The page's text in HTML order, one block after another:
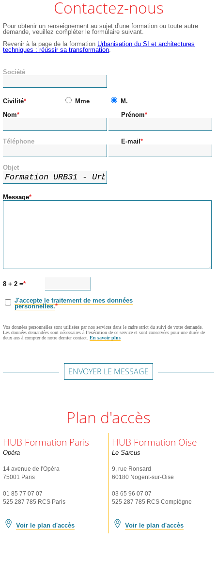
Contactez-nous
Pour obtenir un renseignement au sujet d'une formation ou toute autre
demande, veuillez compléter le formulaire suivant.
Revenir à la page de la formation Urbanisation du SI et architectures
techniques : réussir sa transformation
Société
Civilité Mme
M.
Nom
Prénom
Téléphone E-mail
Objet
Message
8 + 2 =
J'accepte le traitement de mes données
personnelles.
Vos données personnelles sont utilisées par nos services dans le cadre strict du suivi de votre demande.
Les données demandées sont nécessaires à l’exécution de ce service et sont conservées pour une durée de
deux ans à compter de notre dernier contact.En savoir plus
ENVOYER LE MESSAGE
Plan d'accès
HUB Formation Paris
Opéra
14 avenue de l'Opéra
75001 Paris
01 85 77 07 07
525 287 785 RCS Paris
Voir le plan d'accès
HUB Formation Oise
Le Sarcus
9, rue Ronsard
60180 Nogent-sur-Oise
03 65 96 07 07
525 287 785 RCS Compiègne
Voir le plan d'accès